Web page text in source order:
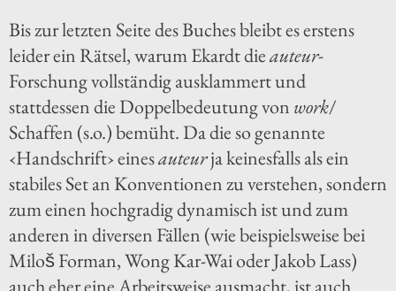
Bis zur letzten Seite des Buches bleibt es erstens
leider ein Rätsel, warum Ekardt dieauteur-
Forschung vollständig ausklammert und
stattdessen die Doppelbedeutung von work/
Schaffen (s.o.) bemüht. Da die so genannte
‹Handschrift› einesauteurja keinesfalls als ein
stabiles Set an Konventionen zu verstehen, sondern
zum einen hochgradig dynamisch ist und zum
anderen in diversen Fällen (wie beispielsweise bei
Miloš Forman, Wong Kar-Wai oder Jakob Lass)